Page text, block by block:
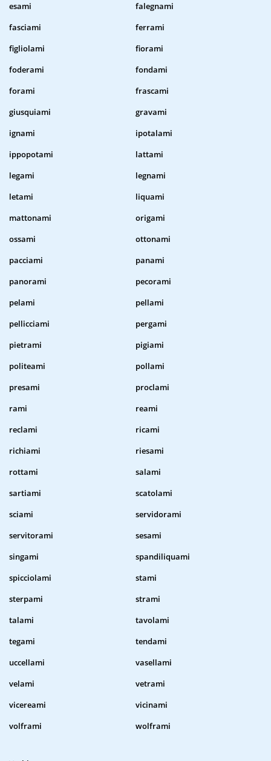
esami
falegnami
fasciami
ferrami
figliolami
fiorami
foderami
fondami
forami
frascami
giusquiami
gravami
ignami
ipotalami
ippopotami
lattami
legami
legnami
letami
liquami
mattonami
origami
ossami
ottonami
pacciami
panami
panorami
pecorami
pelami
pellami
pellicciami
pergami
pietrami
pigiami
politeami
pollami
presami
proclami
rami
reami
reclami
ricami
richiami
riesami
rottami
salami
sartiami
scatolami
sciami
servidorami
servitorami
sesami
singami
spandiliquami
spicciolami
stami
sterpami
strami
talami
tavolami
tegami
tendami
uccellami
vasellami
velami
vetrami
vicereami
vicinami
volframi
wolframi